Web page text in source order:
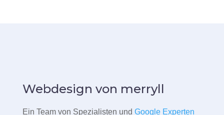
Webdesign von merryll
Ein Team von Spezialisten und Google Experten